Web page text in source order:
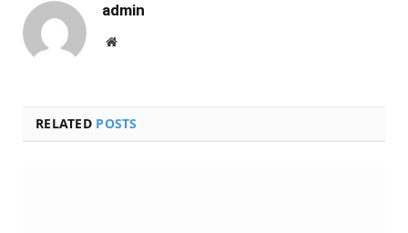
admin
Website
RELATED POSTS